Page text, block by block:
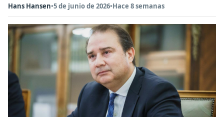
Hans Hansen•5 de junio de 2026•Hace 8 semanas